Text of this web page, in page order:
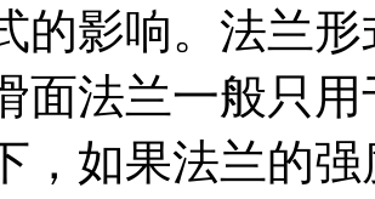
的影响。法兰
面法兰一般只
，如果法兰的